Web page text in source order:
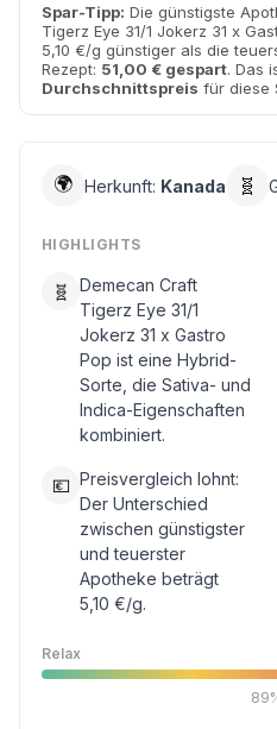
Spar-Tipp: Die günstigste
Tigerz Eye 31/1 Jokerz 31 x
5,10 €/g günstiger als die
Rezept: 51,00 € gespart. Das
Durchschnittspreis für diese
🌍 Herkunft: Kanada 🧬
HIGHLIGHTS
🧬
Demecan Craft
Tigerz Eye 31/1
Jokerz 31 x Gastro
Pop ist eine Hybrid-
Sorte, die Sativa- und
Indica-Eigenschaften
kombiniert.
💶 Preisvergleich lohnt:
Der Unterschied
zwischen günstigster
und teuerster
Apotheke beträgt
5,10 €/g.
Relax